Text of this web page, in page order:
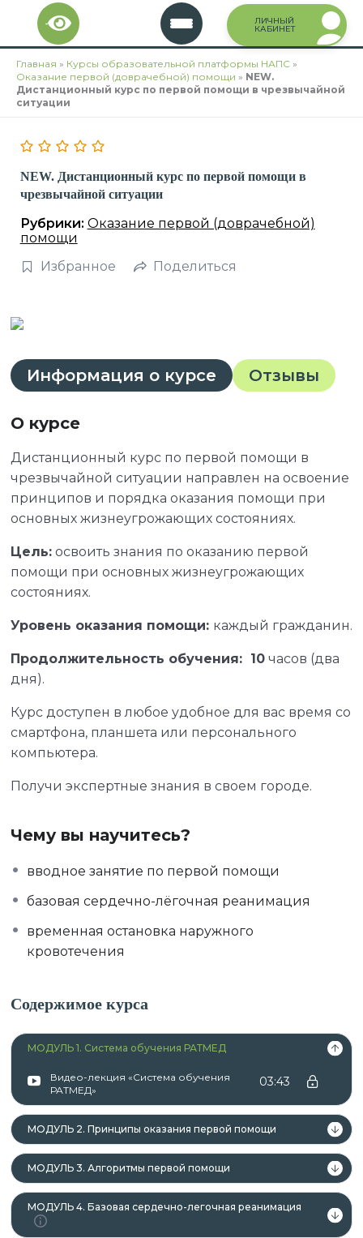
Перейти
содержимому
ЛИЧНЫЙ
КАБИНЕТ
Главная » Курсы образовательной платформы НАПС »
Оказание первой (доврачебной) помощи » NEW.
Дистанционный курс по первой помощи в чрезвычайной
ситуации
NEW. Дистанционный курс по первой помощи в
чрезвычайной ситуации
Рубрики: Оказание первой (доврачебной)
помощи
Избранное
Поделиться
Информация о курсе Отзывы
О курсе
Дистанционный курс по первой помощи в
чрезвычайной ситуации направлен на освоение
принципов и порядка оказания помощи при
основных жизнеугрожающих состояниях.
Цель:освоить знания по оказанию первой
помощи при основных жизнеугрожающих
состояниях.
Уровень оказания помощи: каждый гражданин.
Продолжительность обучения: 10часов (два
дня).
Курс доступен в любое удобное для вас время со
смартфона, планшета или персонального
компьютера.
Получи экспертные знания в своем городе.
Чему вы научитесь?
вводное занятие по первой помощи
базовая сердечно-лёгочная реанимация
временная остановка наружного
кровотечения
Содержимое курса
МОДУЛЬ 1. Система обучения РАТМЕД
Видео-лекция «Система обучения
РАТМЕД»
03:43
МОДУЛЬ 2. Принципы оказания первой помощи
МОДУЛЬ 3. Алгоритмы первой помощи
МОДУЛЬ 4. Базовая сердечно-легочная реанимация